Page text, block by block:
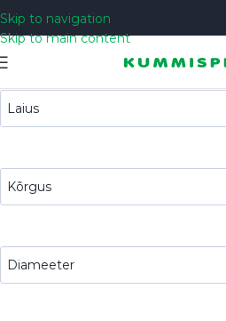
Skip to navigation
Skip to main content